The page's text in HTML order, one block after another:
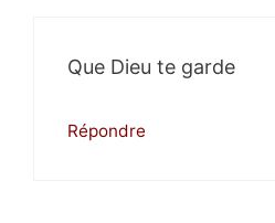
Que Dieu te garde
Répondre